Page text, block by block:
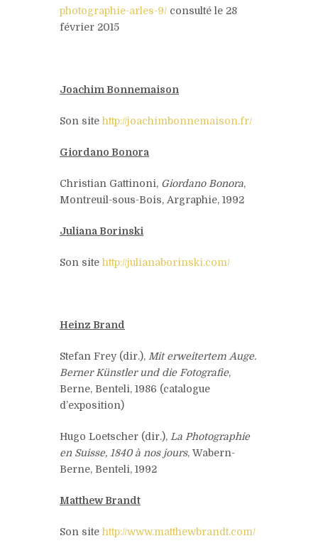
photographie-arles-9/ consulté le 28
février 2015
Joachim Bonnemaison
Son site http://joachimbonnemaison.fr/
Giordano Bonora
Christian Gattinoni, Giordano Bonora,
Montreuil-sous-Bois, Argraphie, 1992
Juliana Borinski
Son site http://julianaborinski.com/
Heinz Brand
Stefan Frey (dir.), Mit erweitertem Auge.
Berner Künstler und die Fotografie,
Berne, Benteli, 1986 (catalogue
d’exposition)
Hugo Loetscher (dir.), La Photographie
en Suisse, 1840 à nos jours, Wabern-
Berne, Benteli, 1992
Matthew Brandt
Son site http://www.matthewbrandt.com/